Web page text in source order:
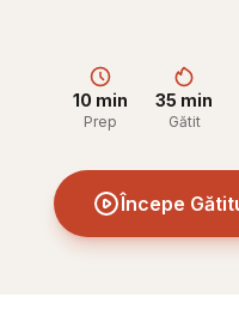
10 min
Prep
35 min
Gătit
Începe